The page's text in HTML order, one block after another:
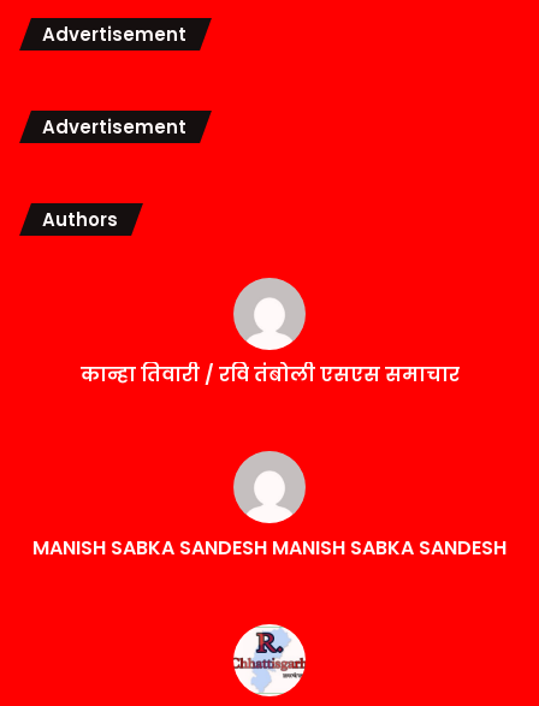
Advertisement
Advertisement
Authors
कान्हा तिवारी / रवि तंबोली एसएस समाचार
MANISH SABKA SANDESH MANISH SABKA SANDESH